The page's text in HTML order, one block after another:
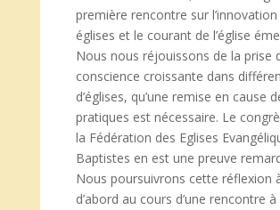
première rencontre sur
églises et le courant de l’église
Nous nous réjouissons de la prise
conscience croissante dans
d’églises, qu’une remise en cause
pratiques est nécessaire. Le
la Fédération des Eglises
Baptistes en est une preuve
Nous poursuivrons cette réflexion
d’abord au cours d’une rencontre